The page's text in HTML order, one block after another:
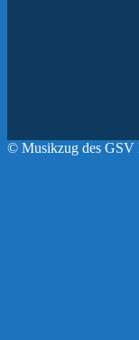
© Musikzug des GSV